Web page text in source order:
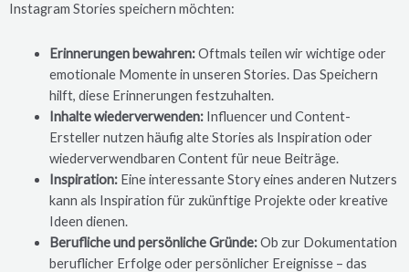
Instagram Stories speichern möchten:
Erinnerungen bewahren:Oftmals teilen wir wichtige oder
emotionale Momente in unseren Stories. Das Speichern
hilft, diese Erinnerungen festzuhalten.
Inhalte wiederverwenden:Influencer und Content-
Ersteller nutzen häufig alte Stories als Inspiration oder
wiederverwendbaren Content für neue Beiträge.
Inspiration:Eine interessante Story eines anderen Nutzers
kann als Inspiration für zukünftige Projekte oder kreative
Ideen dienen.
Berufliche und persönliche Gründe:Ob zur Dokumentation
beruflicher Erfolge oder persönlicher Ereignisse – das